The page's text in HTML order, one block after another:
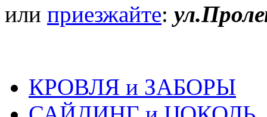
или приезжайте:
КРОВЛЯ и ЗАБОРЫ